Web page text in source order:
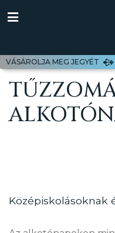
VÁSÁROLJA MEG JEGYÉT
Középiskolásoknak